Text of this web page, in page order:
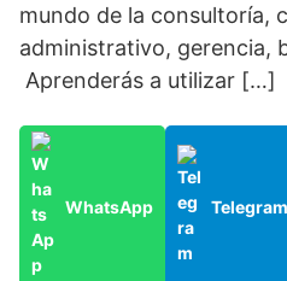
mundo de la consultoría,
administrativo, gerencia,
Aprenderás a utilizar […]
WhatsApp Telegram